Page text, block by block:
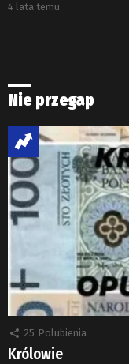
4 lata temu
Nie przegap
25 Polubienia
Królowie